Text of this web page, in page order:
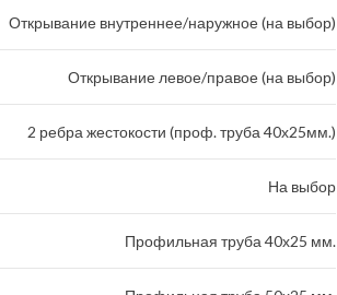
Открывание внутреннее/наружное (на выбор)
Открывание левое/правое (на выбор)
2 ребра жестокости (проф. труба 40х25мм.)
На выбор
Профильная труба 40х25 мм.